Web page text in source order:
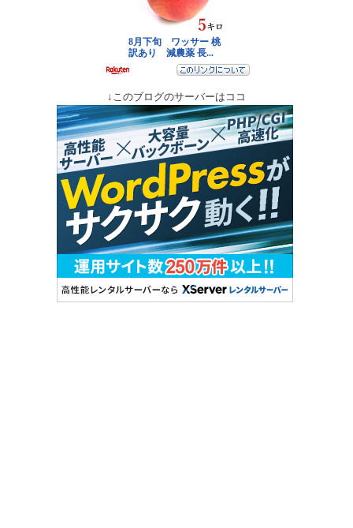
↓このブログのサーバーはココ